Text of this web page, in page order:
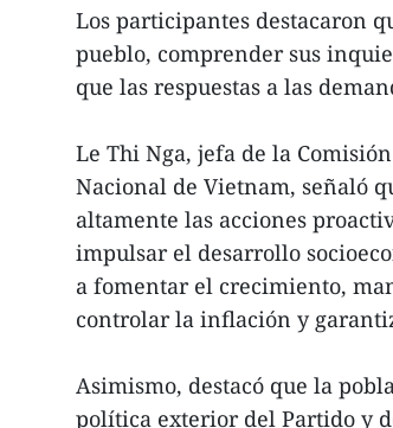
Los participantes destacaron
pueblo, comprender sus
que las respuestas a las
Le Thi Nga, jefa de la
Nacional de Vietnam, señaló
altamente las acciones
impulsar el desarrollo
a fomentar el crecimiento,
controlar la inflación y
Asimismo, destacó que la
política exterior del Partido y